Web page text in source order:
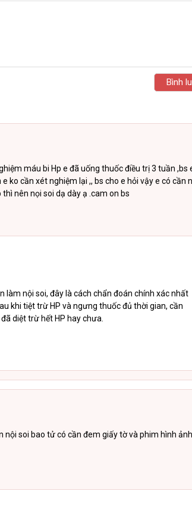
máu bi Hp e đã uống thuốc điều trị 3 tuần ,bs
ko cần xét nghiệm lại ,, bs cho e hỏi vậy e có cần
thì nên nọi soi dạ dày ạ .cam on bs
làm nội soi, đây là cách chẩn đoán chính xác nhất
khi tiệt trừ HP và ngưng thuốc đủ thời gian, cần
diệt trừ hết HP hay chưa.
nội soi bao tử có cần đem giấy tờ và phim hình ảnh